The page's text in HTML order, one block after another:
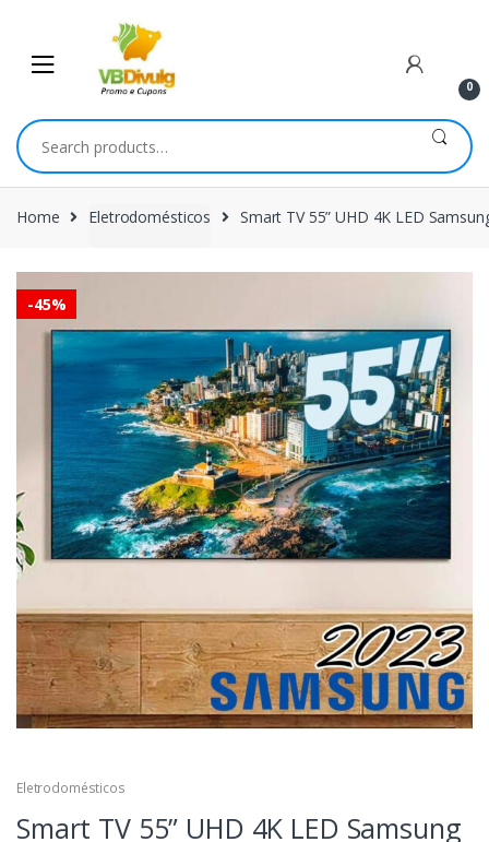
navigation
content
0
Search
for:
Home Eletrodomésticos Smart TV 55” UHD 4K LED
-45%
Eletrodomésticos
Smart TV 55” UHD 4K LED Samsung